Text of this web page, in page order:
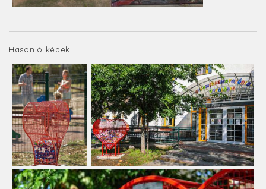
Hasonló képek: